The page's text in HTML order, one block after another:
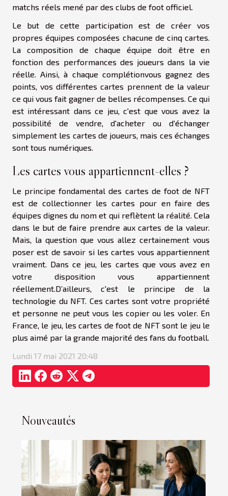
matchs réels mené par des clubs de foot officiel.
Le but de cette participation est de créer vos
propres équipes composées chacune de cinq cartes.
La composition de chaque équipe doit être en
fonction des performances des joueurs dans la vie
réelle. Ainsi, à chaque complétionvous gagnez des
points, vos différentes cartes prennent de la valeur
ce qui vous fait gagner de belles récompenses. Ce qui
est intéressant dans ce jeu, c'est que vous avez la
possibilité de vendre, d'acheter ou d'échanger
simplement les cartes de joueurs, mais ces échanges
sont tous numériques.
Les cartes vous appartiennent-elles ?
Le principe fondamental des cartes de foot de NFT
est de collectionner les cartes pour en faire des
équipes dignes du nom et qui reflètent la réalité. Cela
dans le but de faire prendre aux cartes de la valeur.
Mais, la question que vous allez certainement vous
poser est de savoir si les cartes vous appartiennent
vraiment. Dans ce jeu, les cartes que vous avez en
votre disposition vous appartiennent
réellement.D’ailleurs, c'est le principe de la
technologie du NFT. Ces cartes sont votre propriété
et personne ne peut vous les copier ou les voler. En
France, le jeu, les cartes de foot de NFT sont le jeu le
plus aimé par la grande majorité des fans du football.
Lundi 17 mai 2021 20:48
Nouveautés